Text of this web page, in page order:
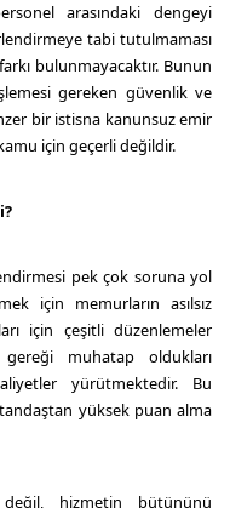
arasındaki dengeyi
tabi tutulmaması
bulunmayacaktır. Bunun
gereken güvenlik ve
bir istisna kanunsuz emir
için geçerli değildir.
pek çok soruna yol
için memurların asılsız
için çeşitli düzenlemeler
muhatap oldukları
yürütmektedir. Bu
yüksek puan alma
hizmetin bütününü